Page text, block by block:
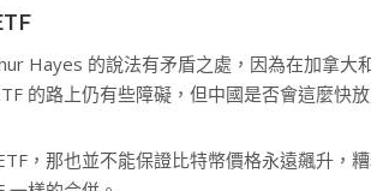
Hayes 的說法有矛盾之處，因為在加拿大
的路上仍有些障礙，但中國是否會這麼快
，那也並不能保證比特幣價格永遠飆升，